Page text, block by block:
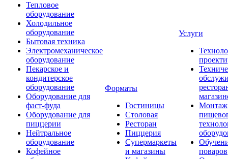
Тепловое
оборудование
Холодильное
оборудование
Бытовая техника
Электромеханическое
оборудование
Пекарское и
кондитерское
оборудование
Оборудование для
фаст-фуда
Оборудование для
пиццерии
Нейтральное
оборудование
Кофейное
Форматы
Гостиницы
Столовая
Ресторан
Пиццерия
Супермаркеты
и магазины
Услуги
Монтаж
поваров